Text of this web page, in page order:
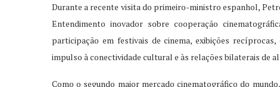
Durante a recente visita do primeiro-ministro espanhol,
Entendimento inovador sobre cooperação
participação em festivais de cinema, exibições
impulso à conectividade cultural e às relações bilaterais de
Como o segundo maior mercado cinematográfico do